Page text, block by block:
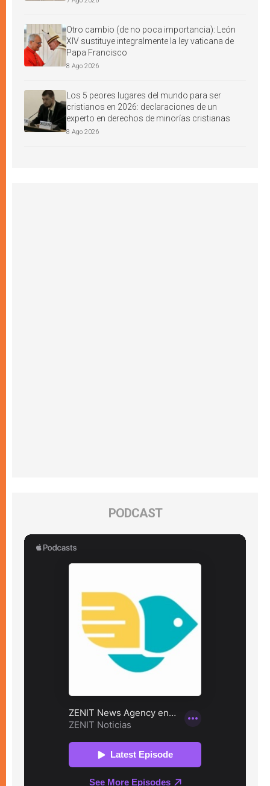
Otro cambio (de no poca importancia): León
XIV sustituye integralmente la ley vaticana de
Papa Francisco
8 Ago 2026
Los 5 peores lugares del mundo para ser
cristianos en 2026: declaraciones de un
experto en derechos de minorías cristianas
8 Ago 2026
PODCAST